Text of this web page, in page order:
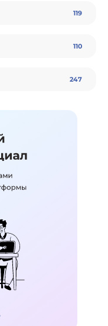
119
110
247